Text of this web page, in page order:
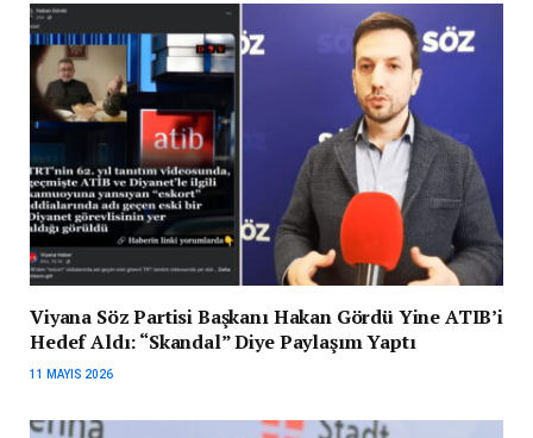
Viyana Söz Partisi Başkanı Hakan Gördü Yine ATIB’i
Hedef Aldı: “Skandal” Diye Paylaşım Yaptı
11 MAYIS 2026